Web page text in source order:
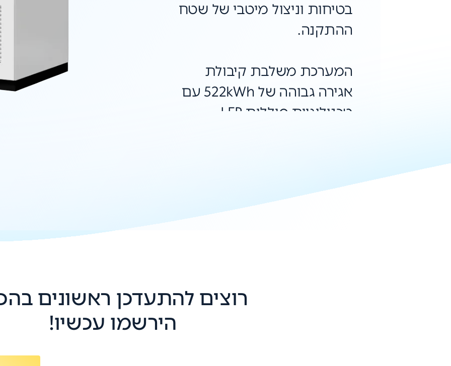
בטיחות וניצול מיטבי של שטח
ההתקנה.
המערכת משלבת קיבולת
אגירה גבוהה של 522kWh עם
טכנולוגיית סוללות LFP
פתרון אידיאלי לניהול אנרגיה,
הגנה IP55, טווח טמפרטורות
רוצים להתעדכן ראשונים
הירשמו עכשיו!